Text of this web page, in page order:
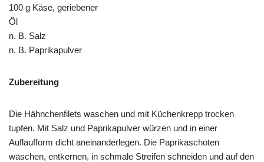
100 g Käse, geriebener
Öl
n. B. Salz
n. B. Paprikapulver
Zubereitung
Die Hähnchenfilets waschen und mit Küchenkrepp trocken
tupfen. Mit Salz und Paprikapulver würzen und in einer
Auflaufform dicht aneinanderlegen. Die Paprikaschoten
waschen, entkernen, in schmale Streifen schneiden und auf den